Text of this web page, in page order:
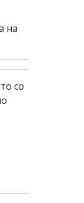
на
со